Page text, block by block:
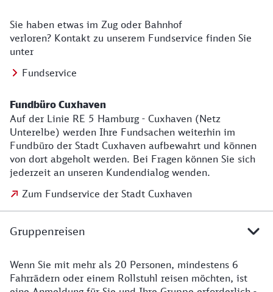
Fundservice
Sie haben etwas im Zug oder Bahnhof
verloren? Kontakt zu unserem Fundservice finden Sie
unter
Fundservice
Fundbüro Cuxhaven
Auf der Linie RE 5 Hamburg - Cuxhaven (Netz
Unterelbe) werden Ihre Fundsachen weiterhin im
Fundbüro der Stadt Cuxhaven aufbewahrt und können
von dort abgeholt werden. Bei Fragen können Sie sich
jederzeit an unseren Kundendialog wenden.
Zum Fundservice der Stadt Cuxhaven
Gruppenreisen
Gruppenreisen
Wenn Sie mit mehr als 20 Personen, mindestens 6
Fahrrädern oder einem Rollstuhl reisen möchten, ist